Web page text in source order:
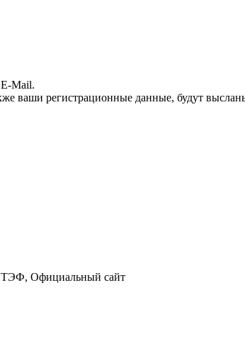
Mail.
ваши регистрационные данные, будут
Официальный сайт